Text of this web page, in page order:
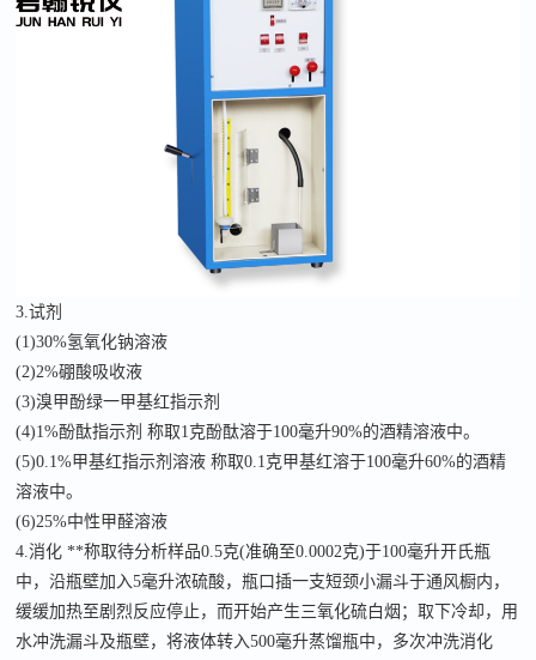
3.试剂
(1)30%氢氧化钠溶液
(2)2%硼酸吸收液
(3)溴甲酚绿一甲基红指示剂
(4)1%酚酞指示剂 称取1克酚酞溶于100毫升90%的酒精溶液中。
(5)0.1%甲基红指示剂溶液 称取0.1克甲基红溶于100毫升60%的酒精
溶液中。
(6)25%中性甲醛溶液
4.消化 **称取待分析样品0.5克(准确至0.0002克)于100毫升开氏瓶
中，沿瓶壁加入5毫升浓硫酸，瓶口插一支短颈小漏斗于通风橱内，
缓缓加热至剧烈反应停止，而开始产生三氧化硫白烟；取下冷却，用
水冲洗漏斗及瓶壁，将液体转入500毫升蒸馏瓶中，多次冲洗消化